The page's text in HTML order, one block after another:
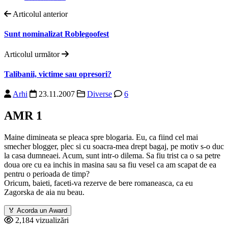
Articolul anterior
Sunt nominalizat Roblegoofest
Articolul următor
Talibanii, victime sau opresori?
Arhi 23.11.2007 Diverse 6
AMR 1
Maine dimineata se pleaca spre blogaria. Eu, ca fiind cel mai
smecher blogger, plec si cu soacra-mea drept bagaj, pe motiv s-o duc
la casa dumneaei. Acum, sunt intr-o dilema. Sa fiu trist ca o sa petre
doua ore cu ea inchis in masina sau sa fiu vesel ca am scapat de ea
pentru o perioada de timp?
Oricum, baieti, faceti-va rezerve de bere romaneasca, ca eu
Zagorska de aia nu beau.
🏅 Acorda un Award
2,184 vizualizări